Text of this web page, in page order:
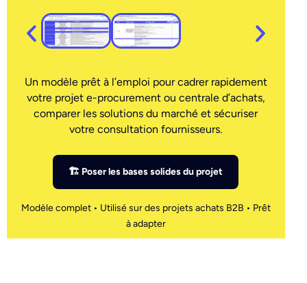
Un modèle prêt à l’emploi pour cadrer rapidement
votre projet e-procurement ou centrale d’achats,
comparer les solutions du marché et sécuriser
votre consultation fournisseurs.
🏗 Poser les bases solides du projet
Modèle complet • Utilisé sur des projets achats B2B • Prêt
à adapter